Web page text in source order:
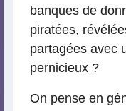
banques de
piratées,
partagées avec
pernicieux ?
On pense en